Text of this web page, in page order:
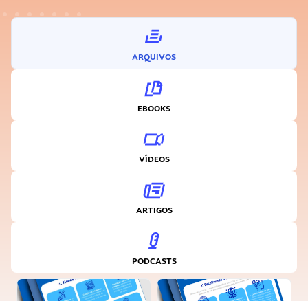
ARQUIVOS
EBOOKS
VÍDEOS
ARTIGOS
PODCASTS